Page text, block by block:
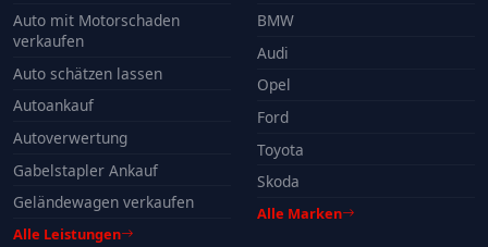
Auto mit Motorschaden
verkaufen
Auto schätzen lassen
Autoankauf
Autoverwertung
Gabelstapler Ankauf
Geländewagen verkaufen
Alle Leistungen
BMW
Audi
Opel
Ford
Toyota
Skoda
Alle Marken